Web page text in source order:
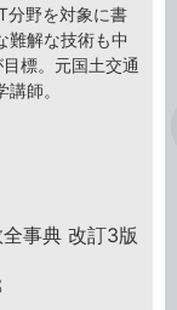
分野を対象に書
難解な技術も中
標。元国土交通
師。
事典 改訂3版